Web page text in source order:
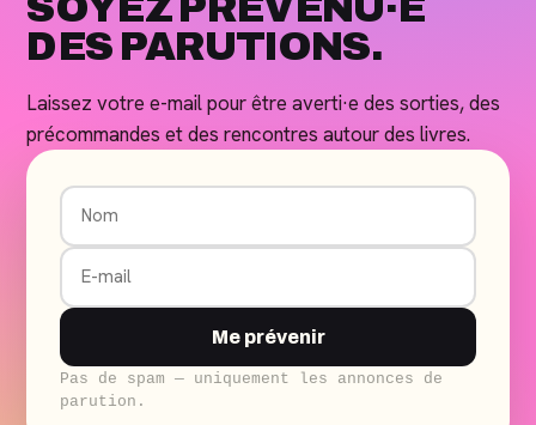
DES PARUTIONS.
Laissez votre e-mail pour être averti·e des sorties, des
précommandes et des rencontres autour des livres.
Me prévenir
Pas de spam — uniquement les annonces de
parution.